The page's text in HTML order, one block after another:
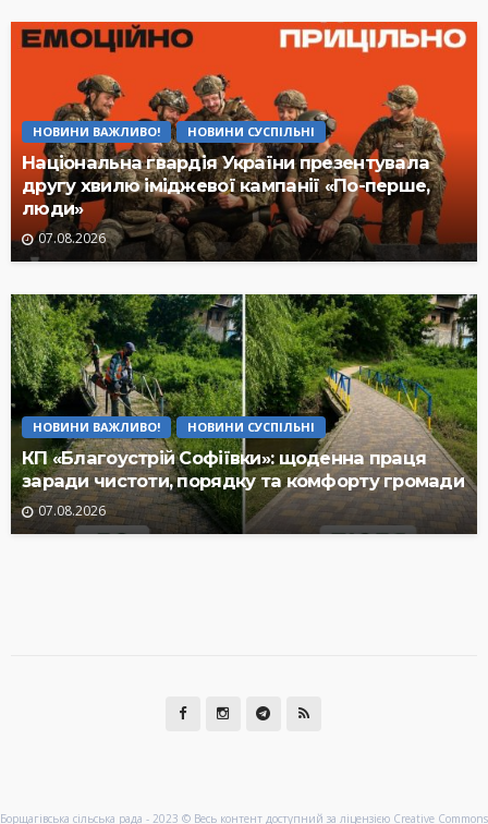
НОВИНИ ВАЖЛИВО! НОВИНИ СУСПІЛЬНІ
Національна гвардія України презентувала
другу хвилю іміджевої кампанії «По-перше,
люди»
07.08.2026
НОВИНИ ВАЖЛИВО! НОВИНИ СУСПІЛЬНІ
КП «Благоустрій Софіївки»: щоденна праця
заради чистоти, порядку та комфорту громади
07.08.2026
Борщагівська сільська рада - 2023 © Весь контент доступний за ліцензією Creative Commons